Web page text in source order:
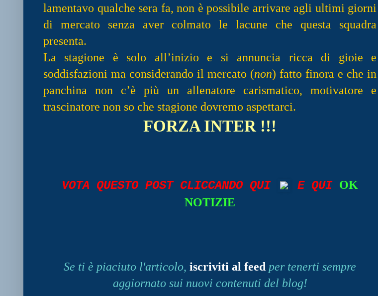
lamentavo qualche sera fa, non è possibile arrivare agli ultimi giorni
di mercato senza aver colmato le lacune che questa squadra
presenta.
La stagione è solo all’inizio e si annuncia ricca di gioie e
soddisfazioni ma considerando il mercato (non) fatto finora e che in
panchina non c’è più un allenatore carismatico, motivatore e
trascinatore non so che stagione dovremo aspettarci.
FORZA INTER !!!
VOTA QUESTO POST CLICCANDO QUI E QUI OK
NOTIZIE
Se ti è piaciuto l'articolo, iscriviti al feed per tenerti sempre
aggiornato sui nuovi contenuti del blog!